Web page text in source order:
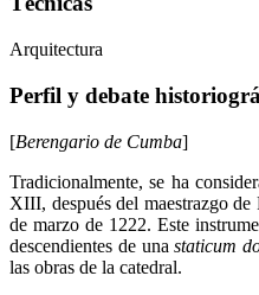
Arquitectura
Perfil y debate
[Berengario de Cumba]
Tradicionalmente, se ha
XIII, después del maestrazgo de
de marzo de 1222. Este
descendientes de unastaticum
las obras de la catedral.